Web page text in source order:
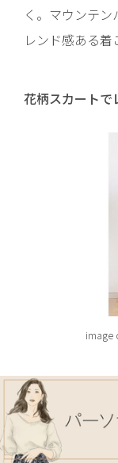
く。マウンテ
レンド感ある着
花柄スカートで
image
黒ベースの花
気に。ジャスト
与えてくれます。